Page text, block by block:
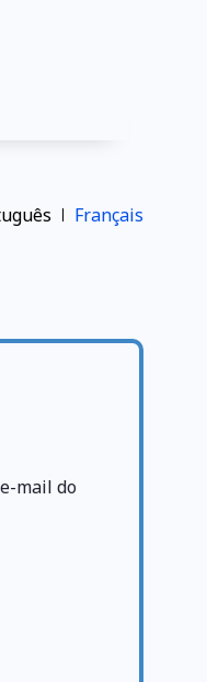
Français
mail do